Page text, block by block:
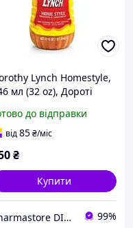
Lynch Homestyle,
мл (32 oz), Дороті
та страв із
пряним смаком.
до відправки
від85₴/міс
₴
Купити
Pharmastore DISCOUNT 99%